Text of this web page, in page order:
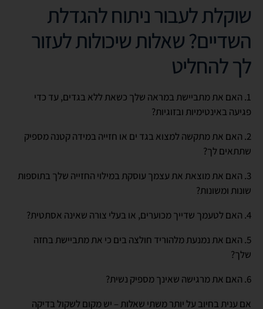
שוקלת לעבור ניתוח להגדלת
השדיים? שאלות שיכולות לעזור
לך להחליט
1. האם את מתביישת במראה שלך כשאת ללא בגדים, עד כדי
פגיעה באינטימיות ובזוגיות?
2. האם את מתקשה למצוא בגד ים או חזייה במידה קטנה מספיק
שתתאים לך?
3. האם את מוצאת את עצמך עוסקת במילוי החזייה שלך בתוספות
שונות ומשונות?
4. האם לטעמך שדייך מכוערים, או בעלי צורה שאינה אסתטית?
5. האם את נמנעת מלהוריד חולצה בים כי את מתביישת בחזה
שלך?
6. האם את מרגישה שאינך מספיק נשית?
אם ענית בחיוב על יותר משתי שאלות – יש מקום לשקול בדיקה